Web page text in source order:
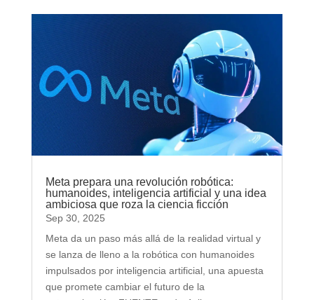
Meta prepara una revolución robótica:
humanoides, inteligencia artificial y una idea
ambiciosa que roza la ciencia ficción
Sep 30, 2025
Meta da un paso más allá de la realidad virtual y
se lanza de lleno a la robótica con humanoides
impulsados por inteligencia artificial, una apuesta
que promete cambiar el futuro de la